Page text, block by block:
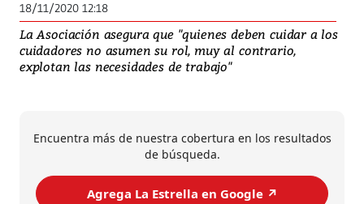
18/11/2020 12:18
La Asociación asegura que "quienes deben cuidar a los
cuidadores no asumen su rol, muy al contrario,
explotan las necesidades de trabajo"
Encuentra más de nuestra cobertura en los resultados
de búsqueda.
Agrega La Estrella en Google ↗️